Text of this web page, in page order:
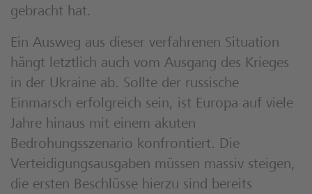
gebracht hat.
Ein Ausweg aus dieser verfahrenen Situation
hängt letztlich auch vom Ausgang des Krieges
in der Ukraine ab. Sollte der russische
Einmarsch erfolgreich sein, ist Europa auf viele
Jahre hinaus mit einem akuten
Bedrohungsszenario konfrontiert. Die
Verteidigungsausgaben müssen massiv steigen,
die ersten Beschlüsse hierzu sind bereits